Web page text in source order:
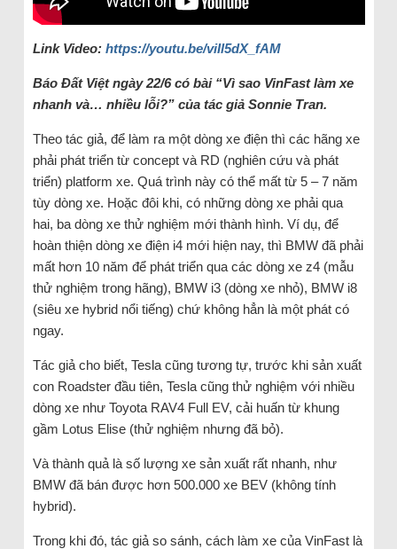
Link Video: https://youtu.be/viIl5dX_fAM
Báo Đất Việt ngày 22/6 có bài “Vì sao VinFast làm xe
nhanh và… nhiều lỗi?” của tác giả Sonnie Tran.
Theo tác giả, để làm ra một dòng xe điện thì các hãng xe
phải phát triển từ concept và RD (nghiên cứu và phát
triển) platform xe. Quá trình này có thể mất từ 5 – 7 năm
tùy dòng xe. Hoặc đôi khi, có những dòng xe phải qua
hai, ba dòng xe thử nghiệm mới thành hình. Ví dụ, để
hoàn thiện dòng xe điện i4 mới hiện nay, thì BMW đã phải
mất hơn 10 năm để phát triển qua các dòng xe z4 (mẫu
thử nghiệm trong hãng), BMW i3 (dòng xe nhỏ), BMW i8
(siêu xe hybrid nổi tiếng) chứ không hẳn là một phát có
ngay.
Tác giả cho biết, Tesla cũng tương tự, trước khi sản xuất
con Roadster đầu tiên, Tesla cũng thử nghiệm với nhiều
dòng xe như Toyota RAV4 Full EV, cải huấn từ khung
gầm Lotus Elise (thử nghiệm nhưng đã bỏ).
Và thành quả là số lượng xe sản xuất rất nhanh, như
BMW đã bán được hơn 500.000 xe BEV (không tính
hybrid).
Trong khi đó, tác giả so sánh, cách làm xe của VinFast là